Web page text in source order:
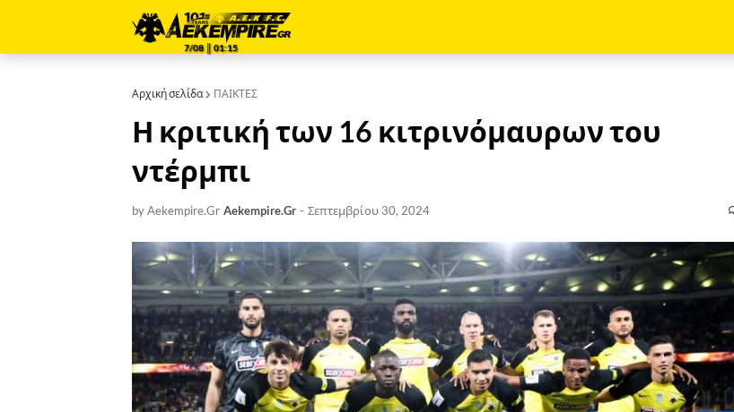
7/08 ║ 01:15
Αρχική σελίδα ΠΑΙΚΤΕΣ
Η κριτική των 16 κιτρινόμαυρων του
ντέρμπι
by Aekempire.Gr Aekempire.Gr - Σεπτεμβρίου 30, 2024